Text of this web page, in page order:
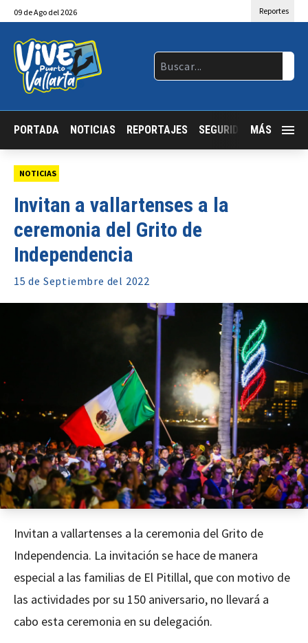
09 deAgo del 2026 Reportes
PORTADA NOTICIAS REPORTAJES SEGURIDAD JALISCO
MÁS
NOTICIAS
Invitan a vallartenses a la
ceremonia del Grito de
Independencia
15 de Septiembre del 2022
Invitan a vallartenses a la ceremonia del Grito de
Independencia. La invitación se hace de manera
especial a las familias de El Pitillal, que con motivo de
las actividades por su 150 aniversario, no llevará a
cabo esta ceremonia en su delegación.